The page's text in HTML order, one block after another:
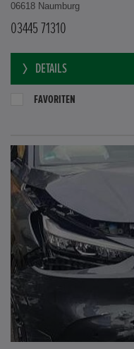
06618 Naumburg
03445 71310
DETAILS
FAVORITEN